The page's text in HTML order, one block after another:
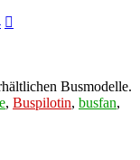
Busmodelle.
, Buspilotin, busfan,